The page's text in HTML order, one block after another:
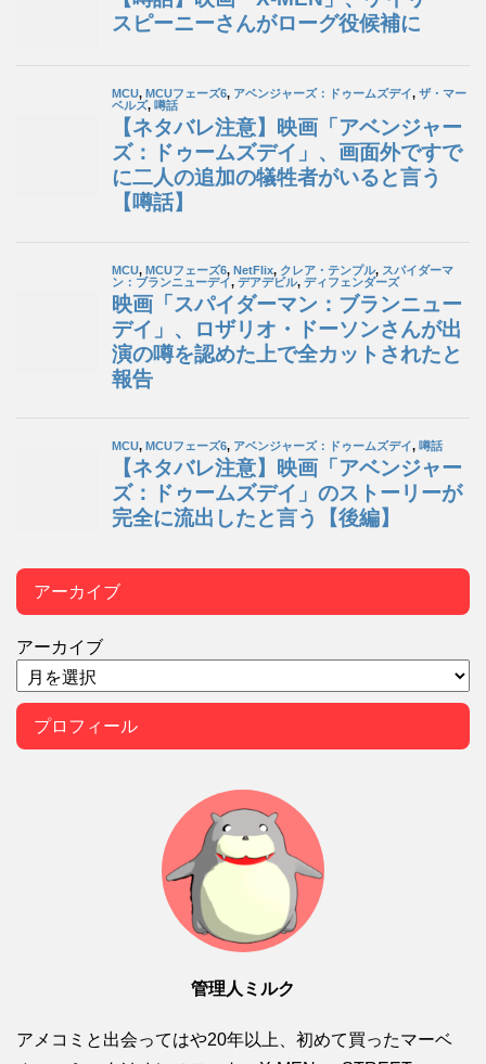
アーカイブ
アーカイブ
プロフィール
管理人ミルク
アメコミと出会ってはや20年以上、初めて買ったマーベ